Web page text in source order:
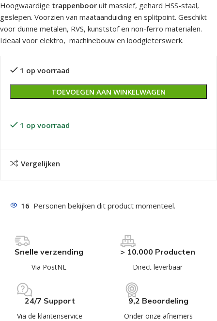
Hoogwaardige trappenboor uit massief, gehard HSS-staal,
geslepen. Voorzien van maataanduiding en splitpoint. Geschikt
voor dunne metalen, RVS, kunststof en non-ferro materialen.
Ideaal voor elektro, machinebouw en loodgieterswerk.
1 op voorraad
TOEVOEGEN AAN WINKELWAGEN
1 op voorraad
Vergelijken
16 Personen bekijken dit product momenteel.
Snelle verzending
Via PostNL
> 10.000 Producten
Direct leverbaar
24/7 Support
Via de klantenservice
9,2 Beoordeling
Onder onze afnemers